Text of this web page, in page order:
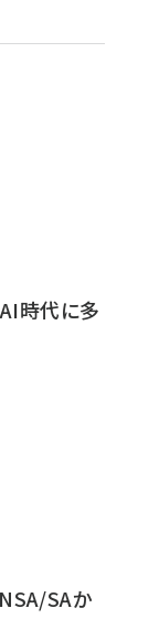
時代に多
SAか